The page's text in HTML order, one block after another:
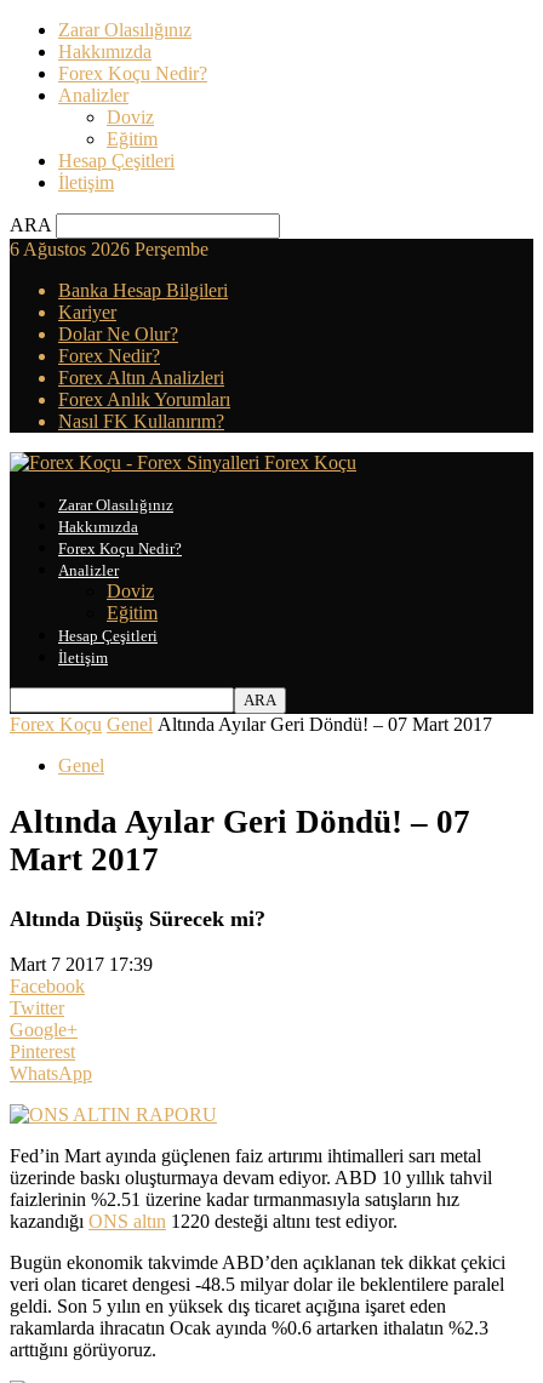
Zarar Olasılığınız
Hakkımızda
Forex Koçu Nedir?
Analizler
Doviz
Eğitim
Hesap Çeşitleri
İletişim
ARA
6 Ağustos 2026 Perşembe
Banka Hesap Bilgileri
Kariyer
Dolar Ne Olur?
Forex Nedir?
Forex Altın Analizleri
Forex Anlık Yorumları
Nasıl FK Kullanırım?
Forex Koçu
Zarar Olasılığınız
Hakkımızda
Forex Koçu Nedir?
Analizler
Doviz
Eğitim
Hesap Çeşitleri
İletişim
Forex Koçu Genel Altında Ayılar Geri Döndü! – 07 Mart 2017
Genel
Altında Ayılar Geri Döndü! – 07
Mart 2017
Altında Düşüş Sürecek mi?
Mart 7 2017 17:39
Facebook
Twitter
Google+
Pinterest
WhatsApp
Fed’in Mart ayında güçlenen faiz artırımı ihtimalleri sarı metal
üzerinde baskı oluşturmaya devam ediyor. ABD 10 yıllık tahvil
faizlerinin %2.51 üzerine kadar tırmanmasıyla satışların hız
kazandığı ONS altın 1220 desteği altını test ediyor.
Bugün ekonomik takvimde ABD’den açıklanan tek dikkat çekici
veri olan ticaret dengesi -48.5 milyar dolar ile beklentilere paralel
geldi. Son 5 yılın en yüksek dış ticaret açığına işaret eden
rakamlarda ihracatın Ocak ayında %0.6 artarken ithalatın %2.3
arttığını görüyoruz.